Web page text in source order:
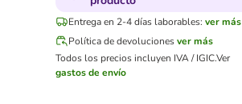
Entrega en 2-4 días laborables: ver más
Política de devolucionesver más
Todos los precios incluyen IVA / IGIC.Ver
gastos de envío